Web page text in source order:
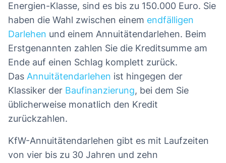
Energien-Klasse, sind es bis zu 150.000 Euro. Sie
haben die Wahl zwischen einem endfälligen
Darlehen und einem Annuitätendarlehen. Beim
Erstgenannten zahlen Sie die Kreditsumme am
Ende auf einen Schlag komplett zurück.
Das Annuitätendarlehen ist hingegen der
Klassiker der Baufinanzierung, bei dem Sie
üblicherweise monatlich den Kredit
zurückzahlen.
KfW-Annuitätendarlehen gibt es mit Laufzeiten
von vier bis zu 30 Jahren und zehn